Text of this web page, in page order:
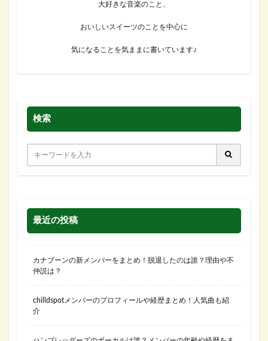
大好きな音楽のこと、
おいしいスイーツのことを中心に
気になることを気ままに書いています♪
検索
最近の投稿
カナブーンの新メンバーをまとめ！脱退したのは誰？理由や不
仲説は？
chilldspotメンバーのプロフィールや経歴まとめ！人気曲も紹
介